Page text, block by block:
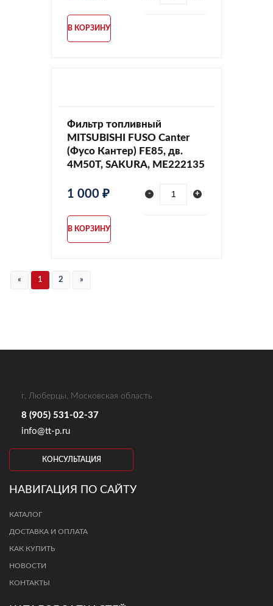
В КОРЗИНУ
Фильтр топливный
MITSUBISHI FUSO Canter
(Фусо Кантер) FE85, дв.
4M50T, SAKURA, ME222135
1 000 ₽ - +
В КОРЗИНУ
« 1 2 »
г. Люберцы, Московская область
8 (905) 531-02-37
info@tt-p.ru
КОНСУЛЬТАЦИЯ
НАВИГАЦИЯ ПО САЙТУ
КАТАЛОГ
ДОСТАВКА И ОПЛАТА
КАК КУПИТЬ
НОВОСТИ
КОНТАКТЫ